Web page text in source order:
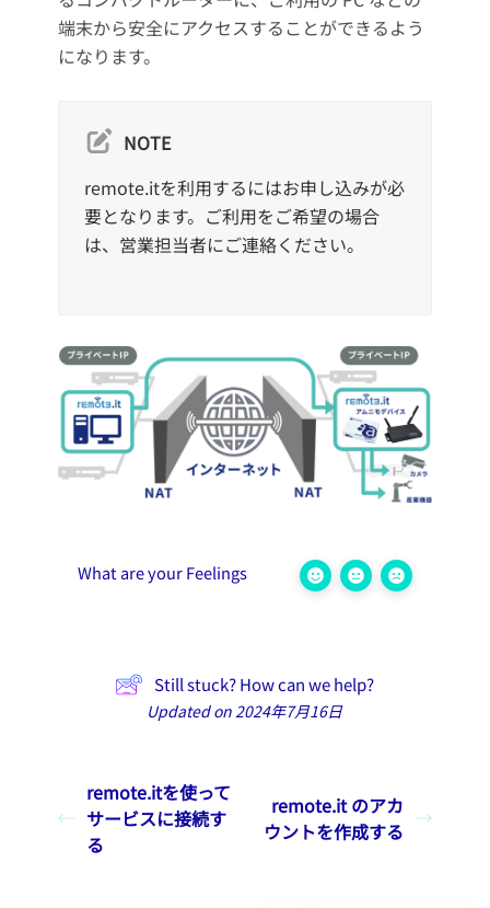
端末から安全にアクセスすることができるよう
になります。
NOTE
remote.itを利用するにはお申し込みが必
要となります。ご利用をご希望の場合
は、営業担当者にご連絡ください。
What are your Feelings
Still stuck? How can we help?
Updated on 2024年7月16日
remote.itを使って
サービスに接続す
る
remote.it のアカ
ウントを作成する